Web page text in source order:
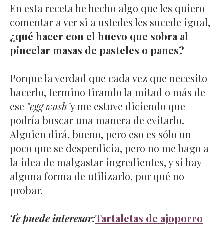
En esta receta he hecho algo que les quiero
comentar a ver si a ustedes les sucede igual,
¿qué hacer con el huevo que sobra al
pincelar masas de pasteles o panes?
Porque la verdad que cada vez que necesito
hacerlo, termino tirando la mitad o más de
ese "egg wash"y me estuve diciendo que
podría buscar una manera de evitarlo.
Alguien dirá, bueno, pero eso es sólo un
poco que se desperdicia, pero no me hago a
la idea de malgastar ingredientes, y si hay
alguna forma de utilizarlo, por qué no
probar.
Te puede interesar:Tartaletas de ajoporro